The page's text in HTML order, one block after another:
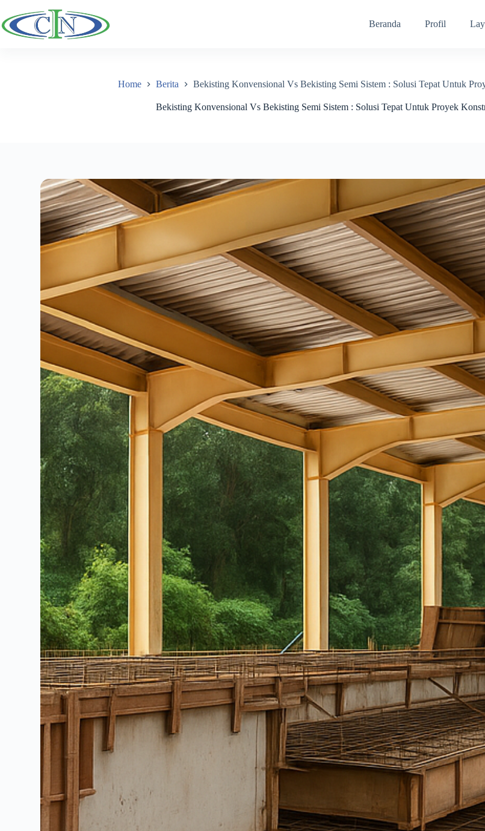
content
Beranda Profil
Home Berita Bekisting Konvensional Vs Bekisting Semi Sistem : Solusi Tepat Untuk
Bekisting Konvensional Vs Bekisting Semi Sistem : Solusi Tepat Untuk Proyek